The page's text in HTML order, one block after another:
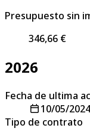
Presupuesto sin
346,66 €
2026
Fecha de ultima
10/05/2024
Tipo de contrato